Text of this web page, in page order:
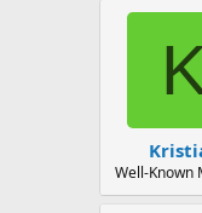
Well-Known